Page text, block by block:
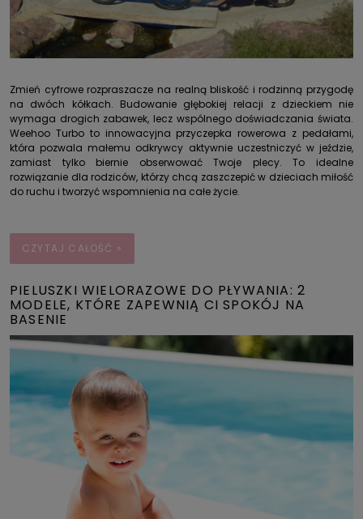
Zmień cyfrowe rozpraszacze na realną bliskość i rodzinną przygodę
na dwóch kółkach. Budowanie głębokiej relacji z dzieckiem nie
wymaga drogich zabawek, lecz wspólnego doświadczania świata.
Weehoo Turbo to innowacyjna przyczepka rowerowa z pedałami,
która pozwala małemu odkrywcy aktywnie uczestniczyć w jeździe,
zamiast tylko biernie obserwować Twoje plecy. To idealne
rozwiązanie dla rodziców, którzy chcą zaszczepić w dzieciach miłość
do ruchu i tworzyć wspomnienia na całe życie.
CZYTAJ CAŁOŚĆ »
PIELUSZKI WIELORAZOWE DO PŁYWANIA: 2
MODELE, KTÓRE ZAPEWNIĄ CI SPOKÓJ NA
BASENIE